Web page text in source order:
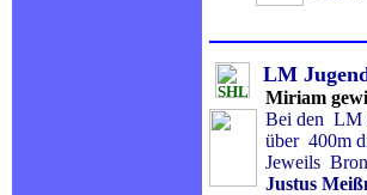
LM
Miriam
Bei den LM
über 400m
Jeweils
Justus